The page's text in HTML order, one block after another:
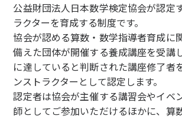
公益財団法人日本数学検定協会が認定
ラクターを育成する制度です。
協会が認める算数・数学指導者育成に
備えた団体が開催する養成講座を受講
に達していると判断された講座修了者
ンストラクターとして認定します。
認定者は協会が主催する講習会やイベ
師としてご参加いただけるほかに、算